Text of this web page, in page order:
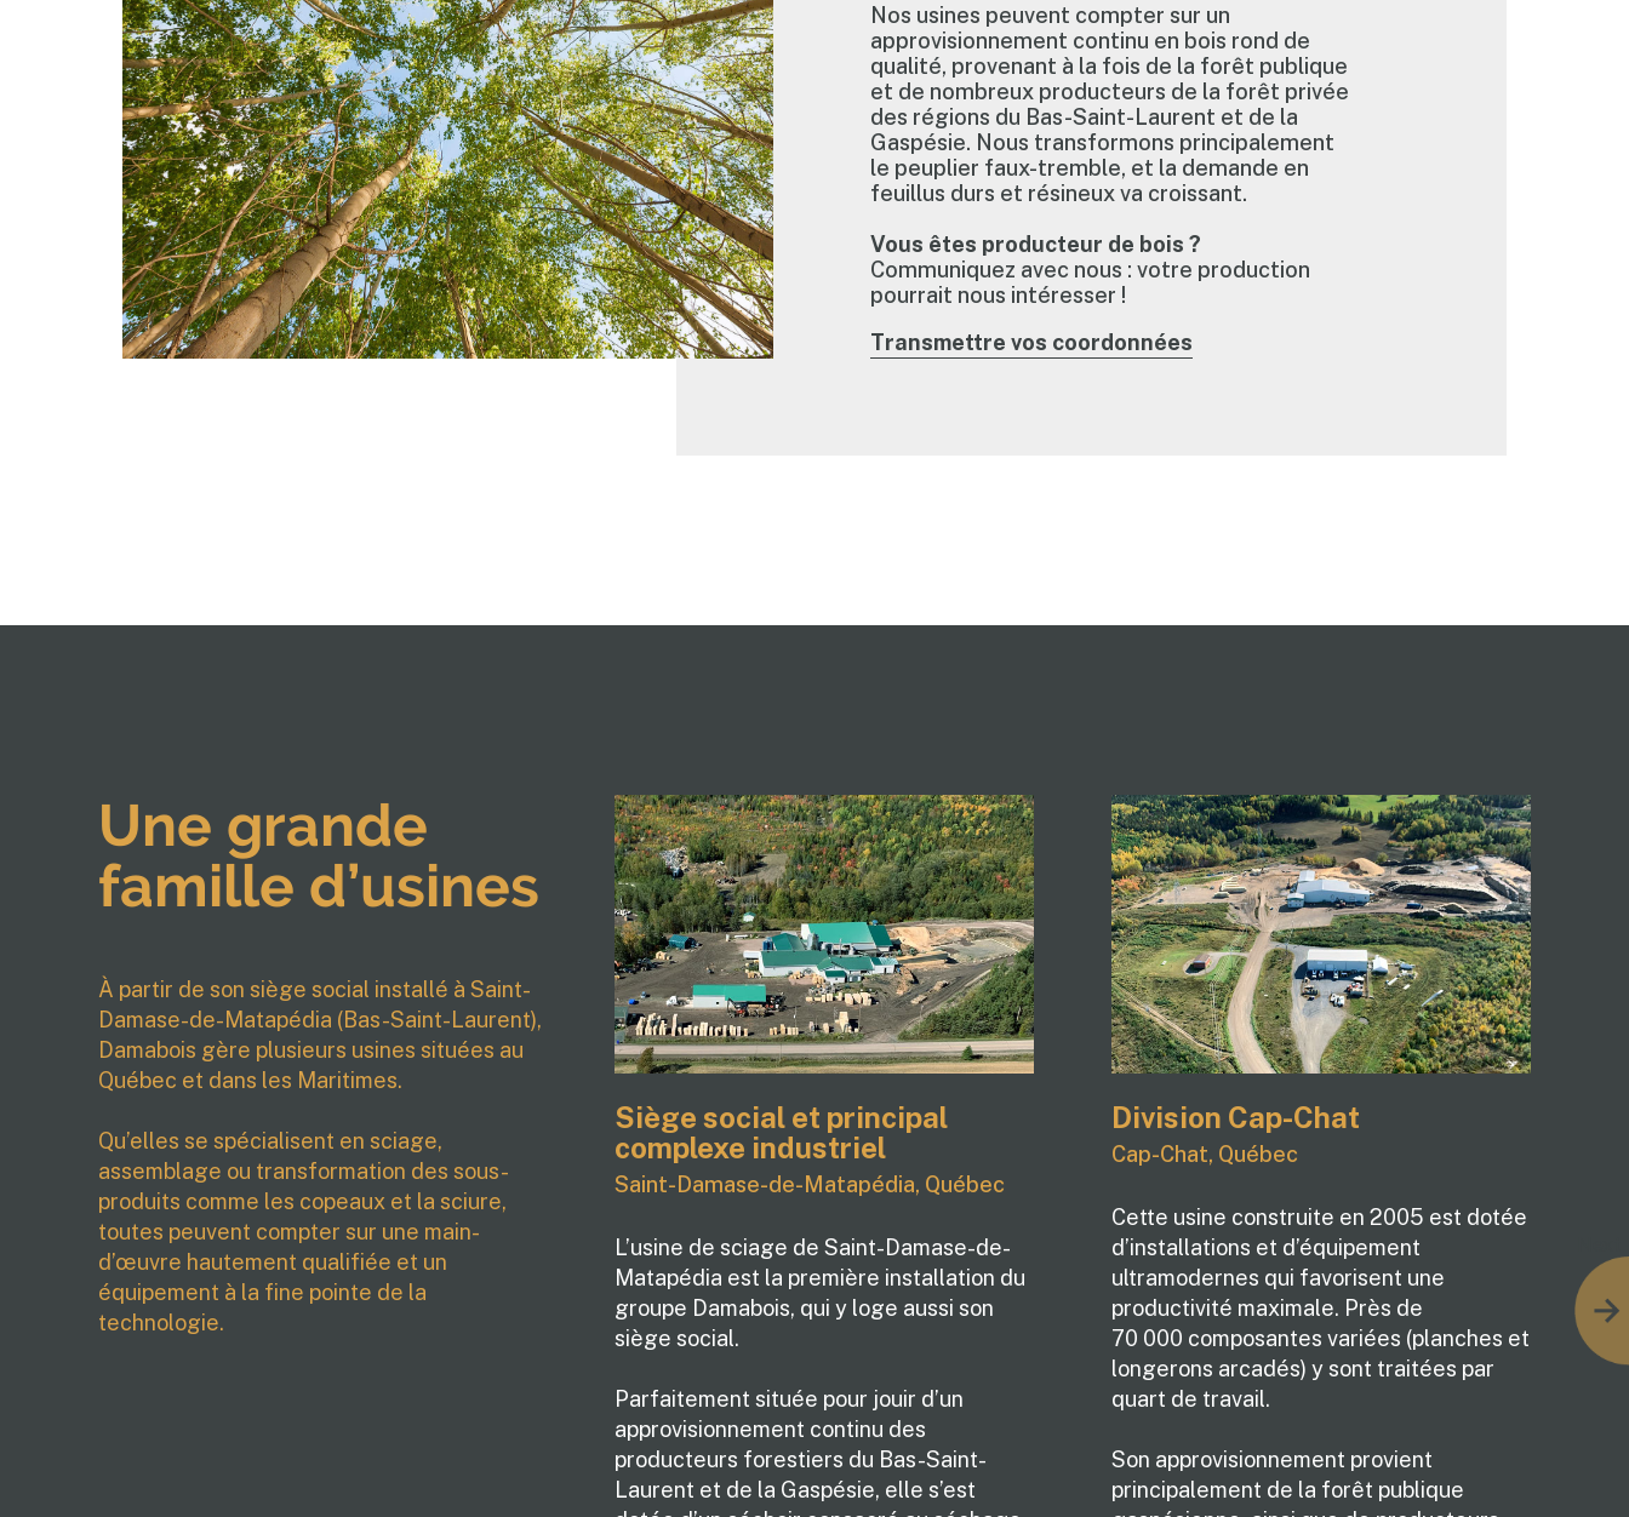
Nos usines peuvent compter sur un
approvisionnement continu en bois rond de
qualité, provenant à la fois de la forêt publique
et de nombreux producteurs de la forêt privée
des régions du Bas-Saint-Laurent et de la
Gaspésie. Nous transformons principalement
le peuplier faux-tremble, et la demande en
feuillus durs et résineux va croissant.
Vous êtes producteur de bois ?
Communiquez avec nous : votre production
pourrait nous intéresser !
Transmettre vos coordonnées
Une grande
famille d’usines
À partir de son siège social installé à Saint-
Damase-de-Matapédia (Bas-Saint-Laurent),
Damabois gère plusieurs usines situées au
Québec et dans les Maritimes.
Qu’elles se spécialisent en sciage,
assemblage ou transformation des sous-
produits comme les copeaux et la sciure,
toutes peuvent compter sur une main-
d’œuvre hautement qualifiée et un
équipement à la fine pointe de la
technologie.
Siège social et principal
complexe industriel
Saint-Damase-de-Matapédia, Québec
L’usine de sciage de Saint-Damase-de-
Matapédia est la première installation du
groupe Damabois, qui y loge aussi son
siège social.
Parfaitement située pour jouir d’un
approvisionnement continu des
producteurs forestiers du Bas-Saint-
Laurent et de la Gaspésie, elle s’est
Division Cap-Chat
Cap-Chat, Québec
Cette usine construite en 2005 est dotée
d’installations et d’équipement
ultramodernes qui favorisent une
productivité maximale. Près de
70 000 composantes variées (planches et
longerons arcadés) y sont traitées par
quart de travail.
Son approvisionnement provient
principalement de la forêt publique